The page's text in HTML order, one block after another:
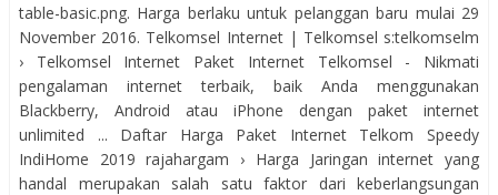
table-basic.png. Harga berlaku untuk pelanggan baru mulai 29
November 2016. Telkomsel Internet | Telkomsel s:telkomselm
› Telkomsel Internet Paket Internet Telkomsel - Nikmati
pengalaman internet terbaik, baik Anda menggunakan
Blackberry, Android atau iPhone dengan paket internet
unlimited ... Daftar Harga Paket Internet Telkom Speedy
IndiHome 2019 rajahargam › Harga Jaringan internet yang
handal merupakan salah satu faktor dari keberlangsungan